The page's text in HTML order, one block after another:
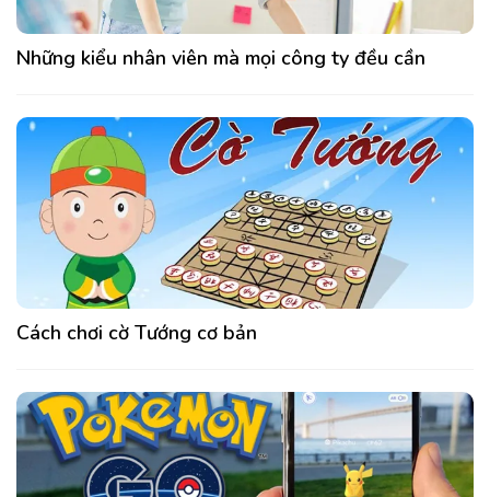
Những kiểu nhân viên mà mọi công ty đều cần
Cách chơi cờ Tướng cơ bản